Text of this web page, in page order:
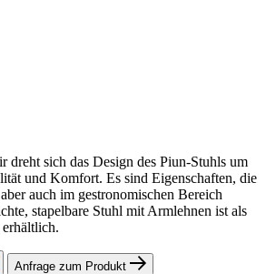
dreht sich das Design des Piun-Stuhls um
und Komfort. Es sind Eigenschaften, die
auch im gestronomischen Bereich
stapelbare Stuhl mit Armlehnen ist als
Anfrage zum Produkt